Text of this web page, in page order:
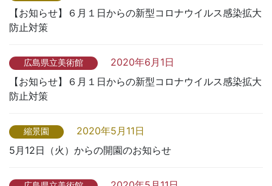
【お知らせ】６月１日からの新型コロナウイルス感染拡大
防止対策
広島県立美術館
2020年6月1日
【お知らせ】６月１日からの新型コロナウイルス感染拡大
防止対策
縮景園
2020年5月11日
5月12日（火）からの開園のお知らせ